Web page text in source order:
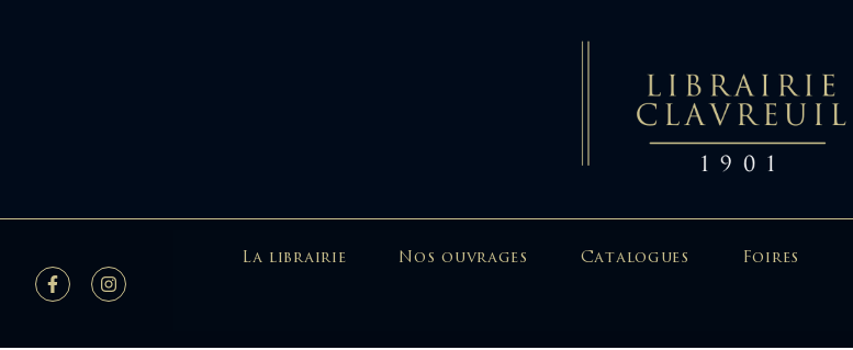
La librairie Nos ouvrages Catalogues Foires